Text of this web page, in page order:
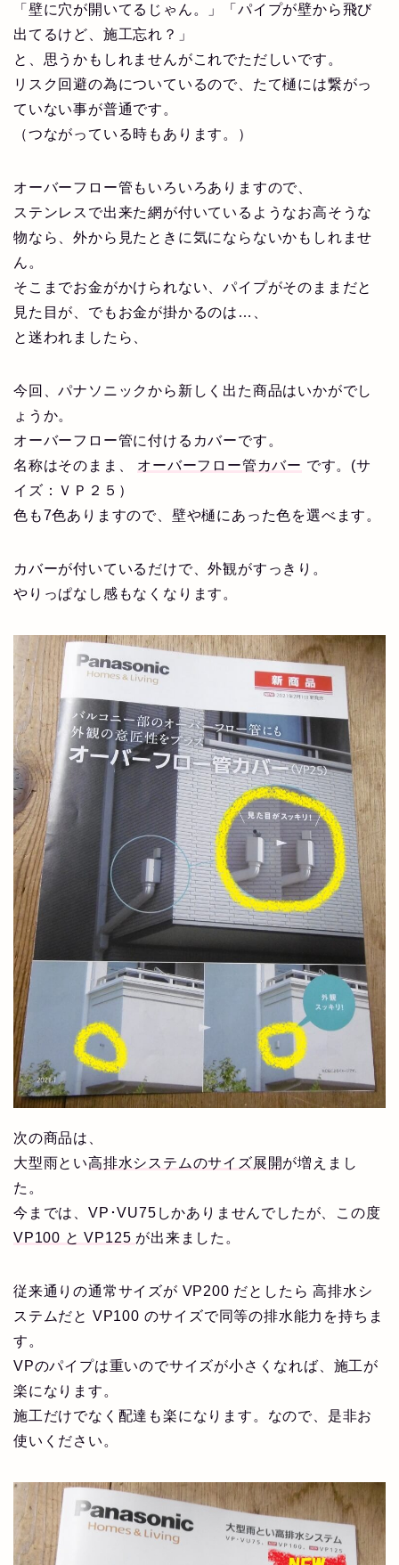
「壁に穴が開いてるじゃん。」「パイプが壁から飛び
出てるけど、施工忘れ？」
と、思うかもしれませんがこれでただしいです。
リスク回避の為についているので、たて樋には繋がっ
ていない事が普通です。
（つながっている時もあります。）
オーバーフロー管もいろいろありますので、
ステンレスで出来た網が付いているようなお高そうな
物なら、外から見たときに気にならないかもしれませ
ん。
そこまでお金がかけられない、パイプがそのままだと
見た目が、でもお金が掛かるのは…、
と迷われましたら、
今回、パナソニックから新しく出た商品はいかがでし
ょうか。
オーバーフロー管に付けるカバーです。
名称はそのまま、 オーバーフロー管カバー です。(サ
イズ：ＶＰ２５）
色も7色ありますので、壁や樋にあった色を選べます。
カバーが付いているだけで、外観がすっきり。
やりっぱなし感もなくなります。
次の商品は、
大型雨とい高排水システムのサイズ展開が増えまし
た。
今までは、VP･VU75しかありませんでしたが、この度
VP100 と VP125 が出来ました。
従来通りの通常サイズが VP200 だとしたら 高排水シ
ステムだと VP100 のサイズで同等の排水能力を持ちま
す。
VPのパイプは重いのでサイズが小さくなれば、施工が
楽になります。
施工だけでなく配達も楽になります。なので、是非お
使いください。